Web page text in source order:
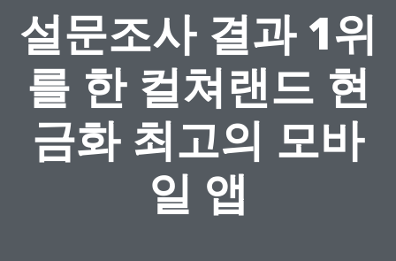
설문조사 결과 1위
를 한 컬쳐랜드 현
금화 최고의 모바
일 앱